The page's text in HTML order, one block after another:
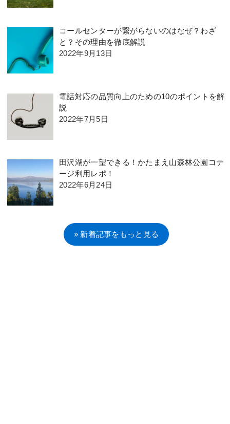
コールセンターが繋がらないのはなぜ？わざ
と？その理由を徹底解説
2022年9月13日
電話対応の品質向上のための10のポイントを解
説
2022年7月5日
田沢湖が一望できる！かたまえ山森林公園コテ
ージ利用レポ！
2022年6月24日
» 新着記事をもっと見る